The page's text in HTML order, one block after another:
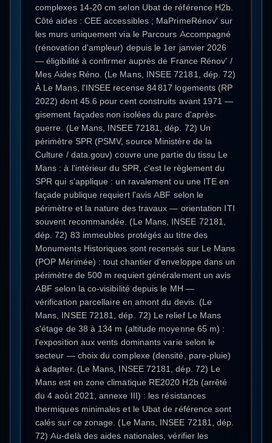
complexes 14-20 cm selon Ubat de référence H2b.
Côté aides : CEE accessibles ; MaPrimeRénov' sur
les murs uniquement via le Parcours Accompagné
(rénovation d'ampleur) depuis le 1er janvier 2026
— éligibilité à confirmer auprès de France Rénov' /
Mes Aides Réno. (Le Mans, INSEE 72181, dép. 72)
À Le Mans, l'INSEE recense 84 817 logements (RP
2022) dont 45.6 pour cent construits avant 1971 —
gisement façades non isolées du parc d'après-
guerre. (Le Mans, INSEE 72181, dép. 72) Un
périmètre SPR (PSMV, source Ministère de la
Culture / data.gouv) couvre une partie du tissu Le
Mans : à l'intérieur du SPR, c'est le règlement du
SPR qui s'applique : un ravalement ou une ITE en
façade publique requiert l'avis ABF selon le
périmètre et la nature des travaux — orientation ITI
souvent recommandée. (Le Mans, INSEE 72181,
dép. 72) 83 immeubles protégés au titre des
Monuments Historiques sont recensés sur Le Mans
(POP Mérimée) : tout chantier d'enveloppe dans un
périmètre de 500 m requiert généralement un avis
ABF selon la co-visibilité depuis le MH —
vérification parcellaire en amont du devis. (Le
Mans, INSEE 72181, dép. 72) Le relief Le Mans
s'étage de 38 à 134 m (altitude moyenne 65 m) :
l'exposition aux vents dominants varie selon le
secteur — choix du complexe (densité, pare-pluie)
à adapter. (Le Mans, INSEE 72181, dép. 72) Le
Mans est en zone climatique RE2020 H2b (arrêté
du 4 août 2021, annexe III) : les résistances
thermiques minimales et le Ubat de référence sont
calés sur ce zonage. (Le Mans, INSEE 72181, dép.
72) Au-delà des aides nationales, vérifier les